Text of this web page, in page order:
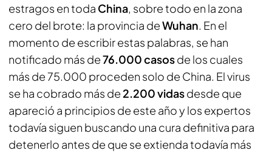
estragos en toda China, sobre todo en la zona
cero del brote: la provincia deWuhan. En el
momento de escribir estas palabras, se han
notificado más de76.000 casosde los cuales
más de 75.000 proceden solo de China. El virus
se ha cobrado más de 2.200 vidasdesde que
apareció a principios de este año y los expertos
todavía siguen buscando una cura definitiva para
detenerlo antes de que se extienda todavía más